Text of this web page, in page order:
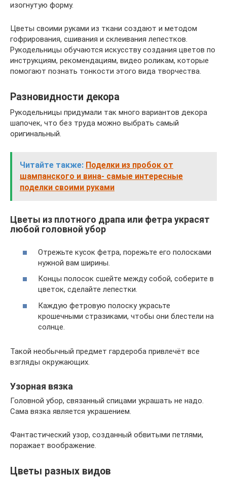
изогнутую форму.
Цветы своими руками из ткани создают и методом
гофрирования, сшивания и склеивания лепестков.
Рукодельницы обучаются искусству создания цветов по
инструкциям, рекомендациям, видео роликам, которые
помогают познать тонкости этого вида творчества.
Разновидности декора
Рукодельницы придумали так много вариантов декора
шапочек, что без труда можно выбрать самый
оригинальный.
Читайте также: Поделки из пробок от
шампанского и вина- самые интересные
поделки своими руками
Цветы из плотного драпа или фетра украсят
любой головной убор
Отрежьте кусок фетра, порежьте его полосками
нужной вам ширины.
Концы полосок сшейте между собой, соберите в
цветок, сделайте лепестки.
Каждую фетровую полоску украсьте
крошечными стразиками, чтобы они блестели на
солнце.
Такой необычный предмет гардероба привлечёт все
взгляды окружающих.
Узорная вязка
Головной убор, связанный спицами украшать не надо.
Сама вязка является украшением.
Фантастический узор, созданный обвитыми петлями,
поражает воображение.
Цветы разных видов